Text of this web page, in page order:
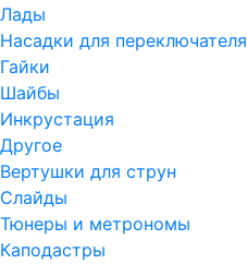
Лады
Насадки для переключателя
Гайки
Шайбы
Инкрустация
Другое
Вертушки для струн
Слайды
Тюнеры и метрономы
Каподастры